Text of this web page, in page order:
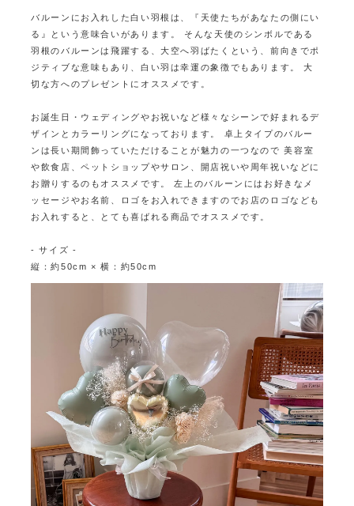
バルーンにお入れした白い羽根は、『天使たちがあなたの側にい
る』という意味合いがあります。
そんな天使のシンボルである
羽根のバルーンは飛躍する、大空へ羽ばたくという、前向きでポ
ジティブな意味もあり、白い羽は幸運の象徴でもあります。
大
切な方へのプレゼントにオススメです。
お誕生日・ウェディングやお祝いなど様々なシーンで好まれるデ
ザインとカラーリングになっております。
卓上タイプのバルー
ンは長い期間飾っていただけることが魅力の一つなので 美容室
や飲食店、ペットショップやサロン、開店祝いや周年祝いなどに
お贈りするのもオススメです。左上のバルーンにはお好きなメ
ッセージやお名前、ロゴをお入れできますのでお店のロゴなども
お入れすると、とても喜ばれる商品でオススメです。
- サイズ -
縦：約50cm × 横：約50cm